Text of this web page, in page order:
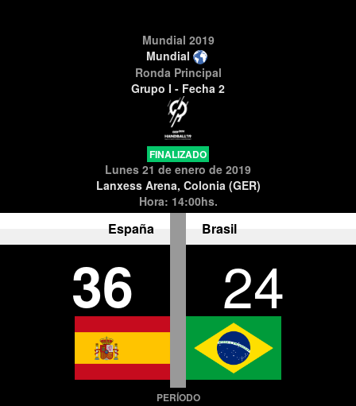
Mundial 2019
Mundial
Ronda Principal
Grupo I - Fecha 2
FINALIZADO
Lunes 21 de enero de 2019
Lanxess Arena, Colonia (GER)
Hora: 14:00hs.
España Brasil
36 24
PERÍODO